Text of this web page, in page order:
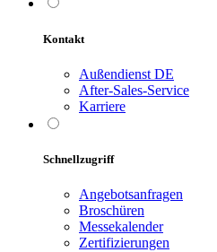
Kontakt
Außendienst DE
After-Sales-Service
Karriere
Schnellzugriff
Angebotsanfragen
Broschüren
Messekalender
Zertifizierungen